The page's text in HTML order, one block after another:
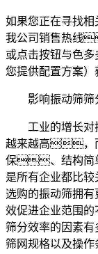
如果您正在寻找
我公司销售热线
或点击按钮与色
您提供配置方案）
影响振动筛筛
工业的增长对
越来越高，
保、结构简
是所有企业都比
选购的振动筛拥
效促进企业范围
筛分效率的因素
筛网规格以及操